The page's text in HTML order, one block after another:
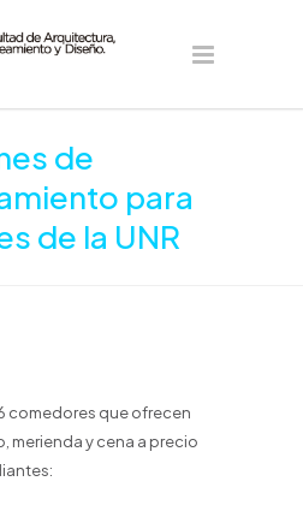
de
para
de la UNR
comedores que ofrecen
merienda y cena a precio